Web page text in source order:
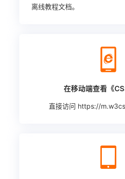
离线教程文档。
在移动端查看《
直接访问 https://